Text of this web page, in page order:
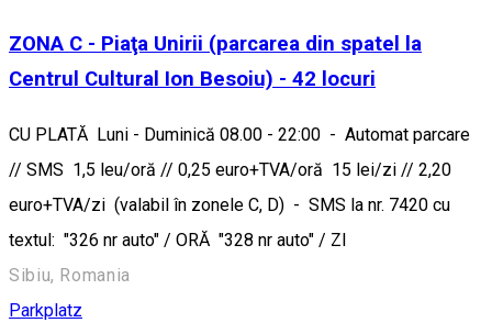
ZONA C - Piaţa Unirii (parcarea din spatel la
Centrul Cultural Ion Besoiu) - 42 locuri
CU PLATĂ Luni - Duminică 08.00 - 22:00 - Automat parcare
// SMS 1,5 leu/oră // 0,25 euro+TVA/oră 15 lei/zi // 2,20
euro+TVA/zi (valabil în zonele C, D) - SMS la nr. 7420 cu
textul: "326 nr auto" / ORĂ "328 nr auto" / ZI
Sibiu, Romania
Parkplatz